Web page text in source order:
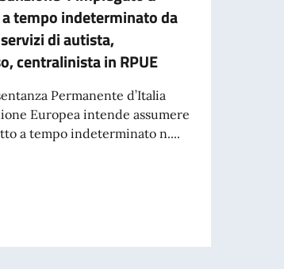
DEL TEATRO ALLA SCALA a.a. 2026-2027
tempo indeterminato da
di autista,
centralinista in RPUE
Permanente d’Italia
Europea intende assumere
a tempo indeterminato n....
assunzione 1 impiegato a contratto a tempo